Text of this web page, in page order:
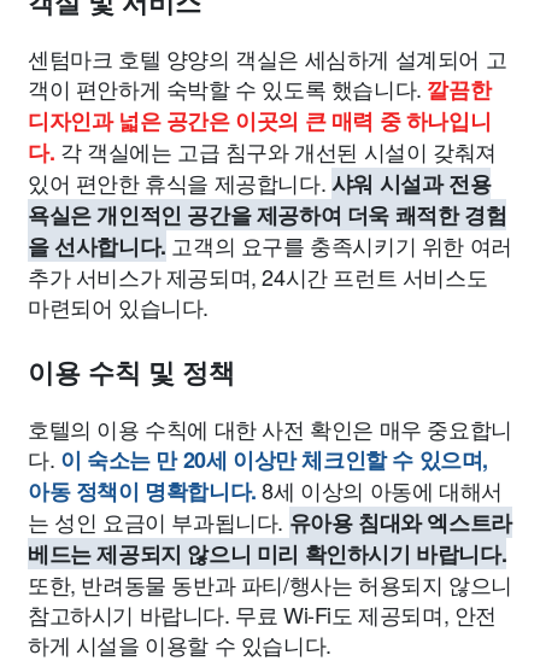
센텀마크 호텔 양양의 객실은 세심하게 설계되어 고
객이 편안하게 숙박할 수 있도록 했습니다. 깔끔한
디자인과 넓은 공간은 이곳의 큰 매력 중 하나입니
다. 각 객실에는 고급 침구와 개선된 시설이 갖춰져
있어 편안한 휴식을 제공합니다.샤워 시설과 전용
욕실은 개인적인 공간을 제공하여 더욱 쾌적한 경험
을 선사합니다. 고객의 요구를 충족시키기 위한 여러
추가 서비스가 제공되며, 24시간 프런트 서비스도
마련되어 있습니다.
이용 수칙 및 정책
호텔의 이용 수칙에 대한 사전 확인은 매우 중요합니
다. 이 숙소는 만 20세 이상만 체크인할 수 있으며,
아동 정책이 명확합니다.8세 이상의 아동에 대해서
는 성인 요금이 부과됩니다. 유아용 침대와 엑스트라
베드는 제공되지 않으니 미리 확인하시기 바랍니다.
또한, 반려동물 동반과 파티/행사는 허용되지 않으니
참고하시기 바랍니다. 무료 Wi-Fi도 제공되며, 안전
하게 시설을 이용할 수 있습니다.